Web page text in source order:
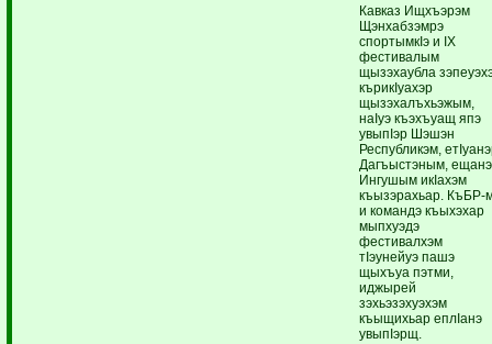
Кавказ Ищхъэрэм
Щэнхабзэмрэ
спортымкIэ и IX
фестивалым
щызэхаубла
кърикIуахэр
щызэхалъхьэжым,
наIуэ къэхъуащ япэ
увыпIэр Шэшэн
Республикэм,
Дагъыстэным,
Ингушым икIахэм
къызэрахьар. КъБР-
и командэ къыхэхар
мыпхуэдэ
фестивалхэм
тIэунейуэ пашэ
щыхъуа пэтми,
иджырей
зэхьэзэхуэхэм
къыщихьар еплIанэ
увыпIэрщ.